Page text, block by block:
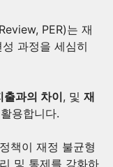
PER)는 재
과정을 세심히
출과의 차이, 및 재
용합니다.
책이 재정 불균형
및 통제를 강화하